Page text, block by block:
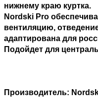
нижнему краю куртка.
Nordski Pro
вентиляцию,
адаптирована для
Подойдет для
Производитель: